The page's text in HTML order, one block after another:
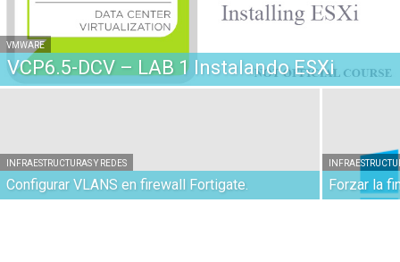
VMWARE
VCP6.5-DCV – LAB 1 Instalando ESXi
INFRAESTRUCTURAS Y REDES
Configurar VLANS en firewall Fortigate. Forzar la